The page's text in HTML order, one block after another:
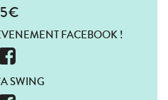
5€
FACEBOOK !
SWING